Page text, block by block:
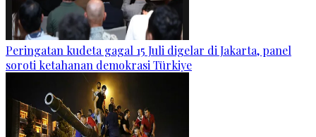
Peringatan kudeta gagal 15 Juli digelar di Jakarta, panel
soroti ketahanan demokrasi Türkiye